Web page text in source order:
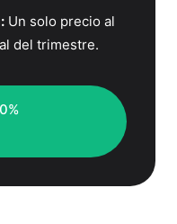
Un solo precio al
del trimestre.